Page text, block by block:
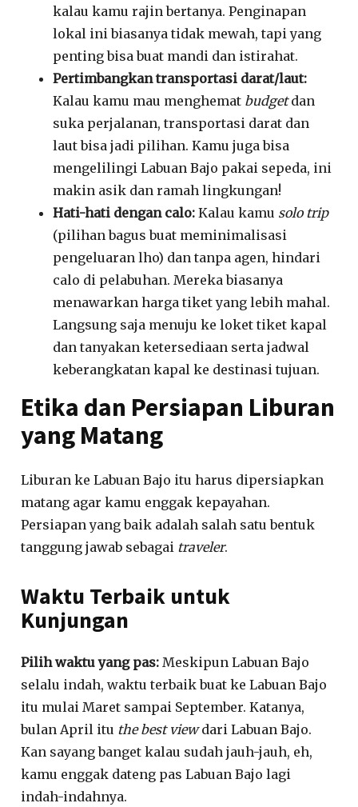
kalau kamu rajin bertanya.Penginapan
lokal ini biasanya tidak mewah, tapi yang
penting bisa buat mandi dan istirahat.
Pertimbangkan transportasi darat/laut:
Kalau kamu mau menghemat budgetdan
suka perjalanan, transportasi darat dan
laut bisa jadi pilihan.Kamu juga bisa
mengelilingi Labuan Bajo pakai sepeda, ini
makin asik dan ramah lingkungan!
Hati-hati dengan calo: Kalau kamu solo trip
(pilihan bagus buat meminimalisasi
pengeluaran lho) dan tanpa agen, hindari
calo di pelabuhan. Mereka biasanya
menawarkan harga tiket yang lebih mahal.
Langsung saja menuju ke loket tiket kapal
dan tanyakan ketersediaan serta jadwal
keberangkatan kapal ke destinasi tujuan.
Etika dan Persiapan Liburan
yang Matang
Liburan ke Labuan Bajo itu harus dipersiapkan
matang agar kamu enggak kepayahan.
Persiapan yang baik adalah salah satu bentuk
tanggung jawab sebagai traveler.
Waktu Terbaik untuk
Kunjungan
Pilih waktu yang pas: Meskipun Labuan Bajo
selalu indah, waktu terbaik buat ke Labuan Bajo
itu mulai Maret sampai September.Katanya,
bulan April itu the best viewdari Labuan Bajo.
Kan sayang banget kalau sudah jauh-jauh, eh,
kamu enggak dateng pas Labuan Bajo lagi
indah-indahnya.